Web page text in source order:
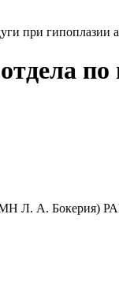
при гипоплазии
Л. А. Бокерия)